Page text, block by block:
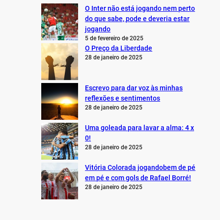
O Inter não está jogando nem perto
do que sabe, pode e deveria estar
jogando
5 de fevereiro de 2025
O Preço da Liberdade
28 de janeiro de 2025
Escrevo para dar voz às minhas
reflexões e sentimentos
28 de janeiro de 2025
Uma goleada para lavar a alma: 4 x
0!
28 de janeiro de 2025
Vitória Colorada jogandobem de pé
em pé e com gols de Rafael Borré!
28 de janeiro de 2025